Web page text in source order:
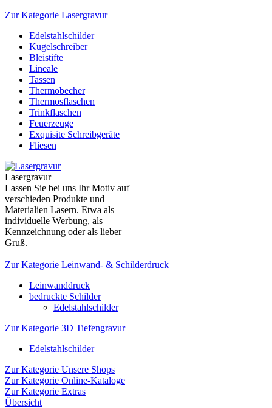
Zur Kategorie Lasergravur
Edelstahlschilder
Kugelschreiber
Bleistifte
Lineale
Tassen
Thermobecher
Thermosflaschen
Trinkflaschen
Feuerzeuge
Exquisite Schreibgeräte
Fliesen
Lasergravur
Lassen Sie bei uns Ihr Motiv auf
verschieden Produkte und
Materialien Lasern. Etwa als
individuelle Werbung, als
Kennzeichnung oder als lieber
Gruß.
Zur Kategorie Leinwand- & Schilderdruck
Leinwanddruck
bedruckte Schilder
Edelstahlschilder
Zur Kategorie 3D Tiefengravur
Edelstahlschilder
Zur Kategorie Unsere Shops
Zur Kategorie Online-Kataloge
Zur Kategorie Extras
Übersicht